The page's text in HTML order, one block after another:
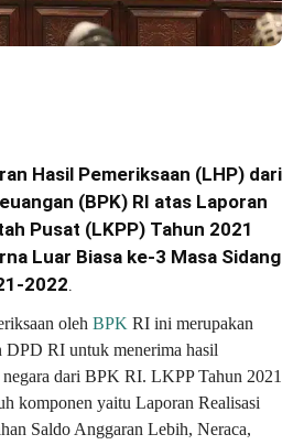
Hasil Pemeriksaan (LHP) dari
(BPK) RI atas Laporan
Pusat (LKPP) Tahun 2021
Luar Biasa ke-3 Masa Sidang
2022.
oleh BPK RI ini merupakan
DPD RI untuk menerima hasil
negara dari BPK RI. LKPP Tahun 2021
komponen yaitu Laporan Realisasi
Saldo Anggaran Lebih, Neraca,